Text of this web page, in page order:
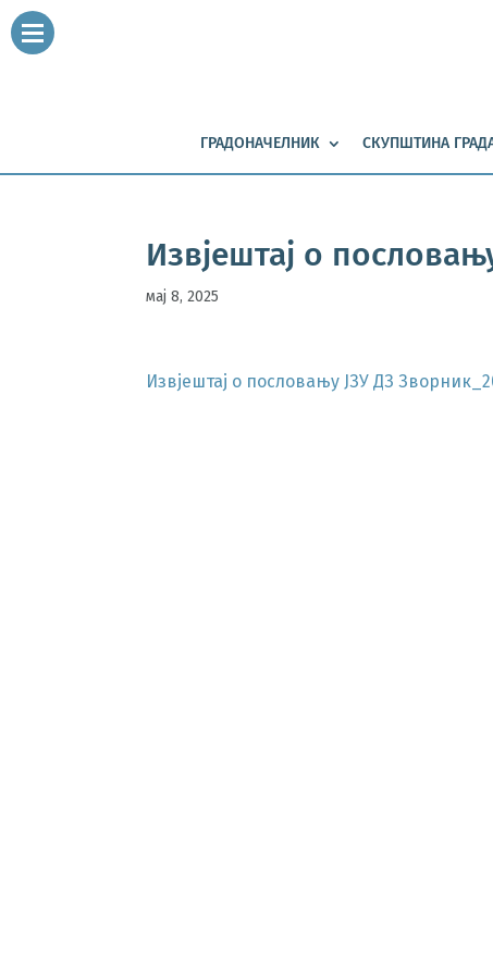
ГРАДОНАЧЕЛНИК СКУПШТИНА
Извјештај о
мај 8, 2025
Извјештај о пословању ЈЗУ ДЗ